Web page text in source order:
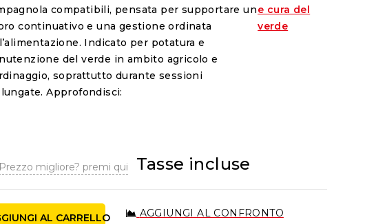
compatibili, pensata per supportare un
continuativo e una gestione ordinata
Indicato per potatura e
del verde in ambito agricolo e
soprattutto durante sessioni
Approfondisci:
e cura del
verde
Prezzo migliore? premi qui Tasse incluse
AL CARRELLO
AGGIUNGI AL CONFRONTO